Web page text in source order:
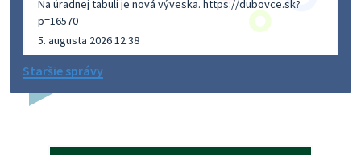
Na úradnej tabuli je nová výveska. https://dubovce.sk?
p=16570
5. augusta 2026 12:38
Dovolenka - MUDr. Marián Sivoň
budeZATVORENÁ z dôvodu čerpania dovolenky. Akútne
Staršie správy